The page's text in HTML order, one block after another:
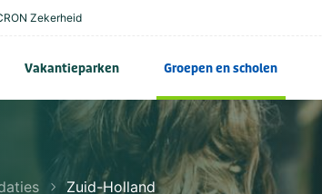
Zekerheid
Vakantieparken Groepen en scholen
Zuid-Holland